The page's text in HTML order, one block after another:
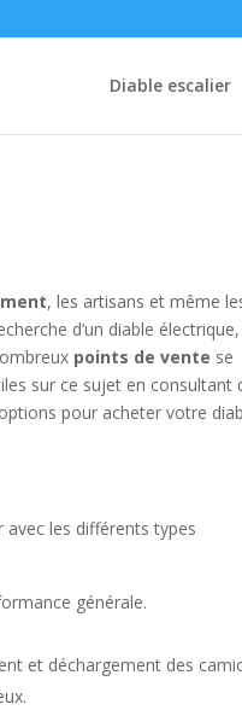
Diable escalier
, les artisans et même
d’un diable électrique,
points de vente se
sur ce sujet en consultant
pour acheter votre
les différents types
générale.
et déchargement des